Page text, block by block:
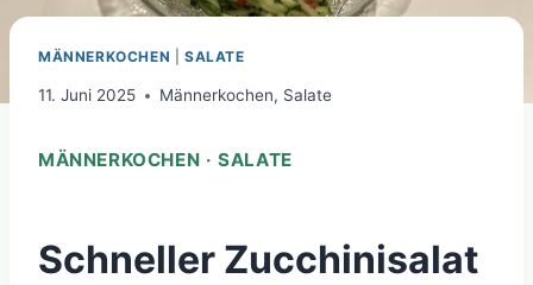
MÄNNERKOCHEN SALATE
11. Juni 2025 Männerkochen, Salate
MÄNNERKOCHEN · SALATE
Schneller Zucchinisalat